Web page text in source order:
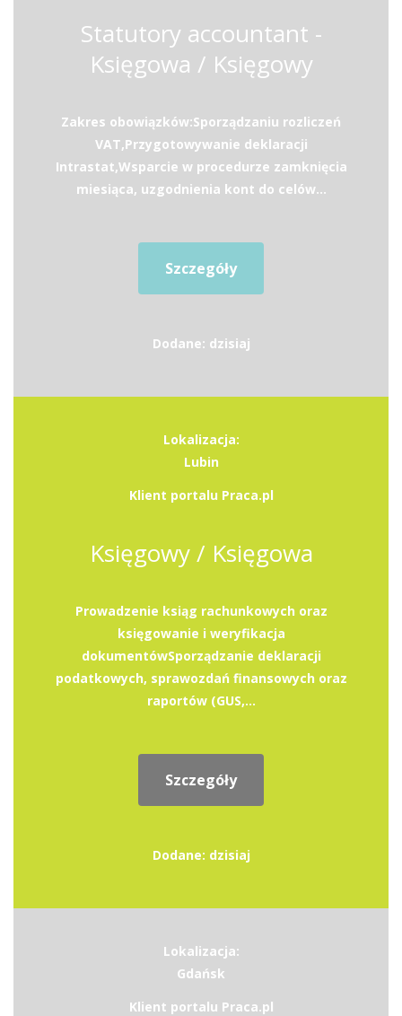
Statutory accountant -
Księgowa / Księgowy
Zakres obowiązków:Sporządzaniu rozliczeń
VAT,Przygotowywanie deklaracji
Intrastat,Wsparcie w procedurze zamknięcia
miesiąca, uzgodnienia kont do celów...
Szczegóły
Dodane: dzisiaj
Lokalizacja:
Lubin
Klient portalu Praca.pl
Księgowy / Księgowa
Prowadzenie ksiąg rachunkowych oraz
księgowanie i weryfikacja
dokumentówSporządzanie deklaracji
podatkowych, sprawozdań finansowych oraz
raportów (GUS,...
Szczegóły
Dodane: dzisiaj
Lokalizacja:
Gdańsk
Klient portalu Praca.pl